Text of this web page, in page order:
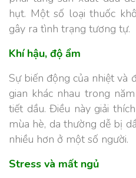
hụt. Một số loại thuốc
gây ra tình trạng tương tự.
Khí hậu, độ ẩm
Sự biến động của nhiệt và
gian khác nhau trong
tiết dầu. Điều này giải
mùa hè, da thường dễ bị
nhiều hơn ở một số người.
Stress và mất ngủ